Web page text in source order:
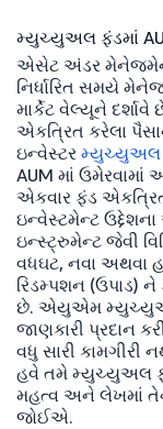
મ્યુચ્યુઅલ ફંડમાં
એસેટ અંડર
નિર્ધારિત સમયે
માર્કેટ વેલ્યૂને દર્શાવે
એકત્રિત કરેલા
ઇન્વેસ્ટર મ્યુચ્યુઅલ
AUM માં ઉમેરવામાં
એકવાર ફંડ
ઇન્વેસ્ટમેન્ટ ઉદ્દેશના
ઇન્સ્ટ્રુમેન્ટ જેવી
વધઘટ, નવા અથવા
રિડમ્પશન (ઉપાડ)
છે. એયુએમ
જાણકારી પ્રદાન
વધુ સારી કામગીરી
હવે તમે મ્યુચ્યુઅલ
મહત્વ અને લેખમાં
જોઈએ.